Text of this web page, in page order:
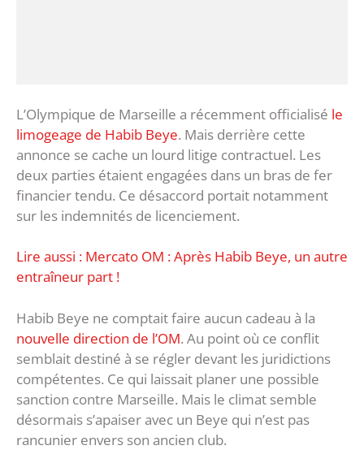
L’Olympique de Marseille a récemment officialisé le
limogeage de Habib Beye. Mais derrière cette
annonce se cache un lourd litige contractuel. Les
deux parties étaient engagées dans un bras de fer
financier tendu. Ce désaccord portait notamment
sur les indemnités de licenciement.
Lire aussi : Mercato OM : Après Habib Beye, un autre
entraîneur part !
Habib Beye ne comptait faire aucun cadeau à la
nouvelle direction de l’OM. Au point où ce conflit
semblait destiné à se régler devant les juridictions
compétentes. Ce qui laissait planer une possible
sanction contre Marseille. Mais le climat semble
désormais s’apaiser avec un Beye qui n’est pas
rancunier envers son ancien club.